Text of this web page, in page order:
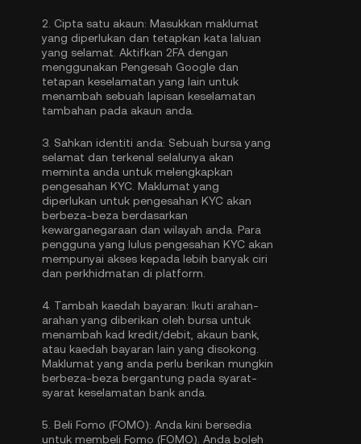
2. Cipta satu akaun: Masukkan maklumat
yang diperlukan dan tetapkan kata laluan
yang selamat. Aktifkan 2FA dengan
menggunakan Pengesah Google dan
tetapan keselamatan yang lain untuk
menambah sebuah lapisan keselamatan
tambahan pada akaun anda.
3. Sahkan identiti anda: Sebuah bursa yang
selamat dan terkenal selalunya akan
meminta anda untuk melengkapkan
pengesahan KYC . Maklumat yang
diperlukan untuk pengesahan KYC akan
berbeza-beza berdasarkan
kewarganegaraan dan wilayah anda. Para
pengguna yang lulus pengesahan KYC akan
mempunyai akses kepada lebih banyak ciri
dan perkhidmatan di platform.
4. Tambah kaedah bayaran: Ikuti arahan-
arahan yang diberikan oleh bursa untuk
menambah kad kredit/debit, akaun bank,
atau kaedah bayaran lain yang disokong.
Maklumat yang anda perlu berikan mungkin
berbeza-beza bergantung pada syarat-
syarat keselamatan bank anda.
5. Beli Fomo (FOMO): Anda kini bersedia
untuk membeli Fomo (FOMO). Anda boleh